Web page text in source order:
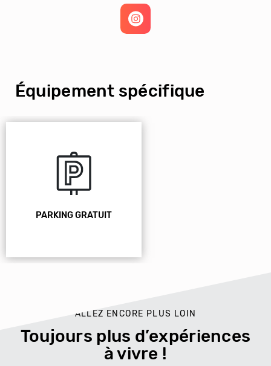
Équipement spécifique
PARKING GRATUIT
ALLEZ ENCORE PLUS LOIN
Toujours plus d’expériences
à vivre !